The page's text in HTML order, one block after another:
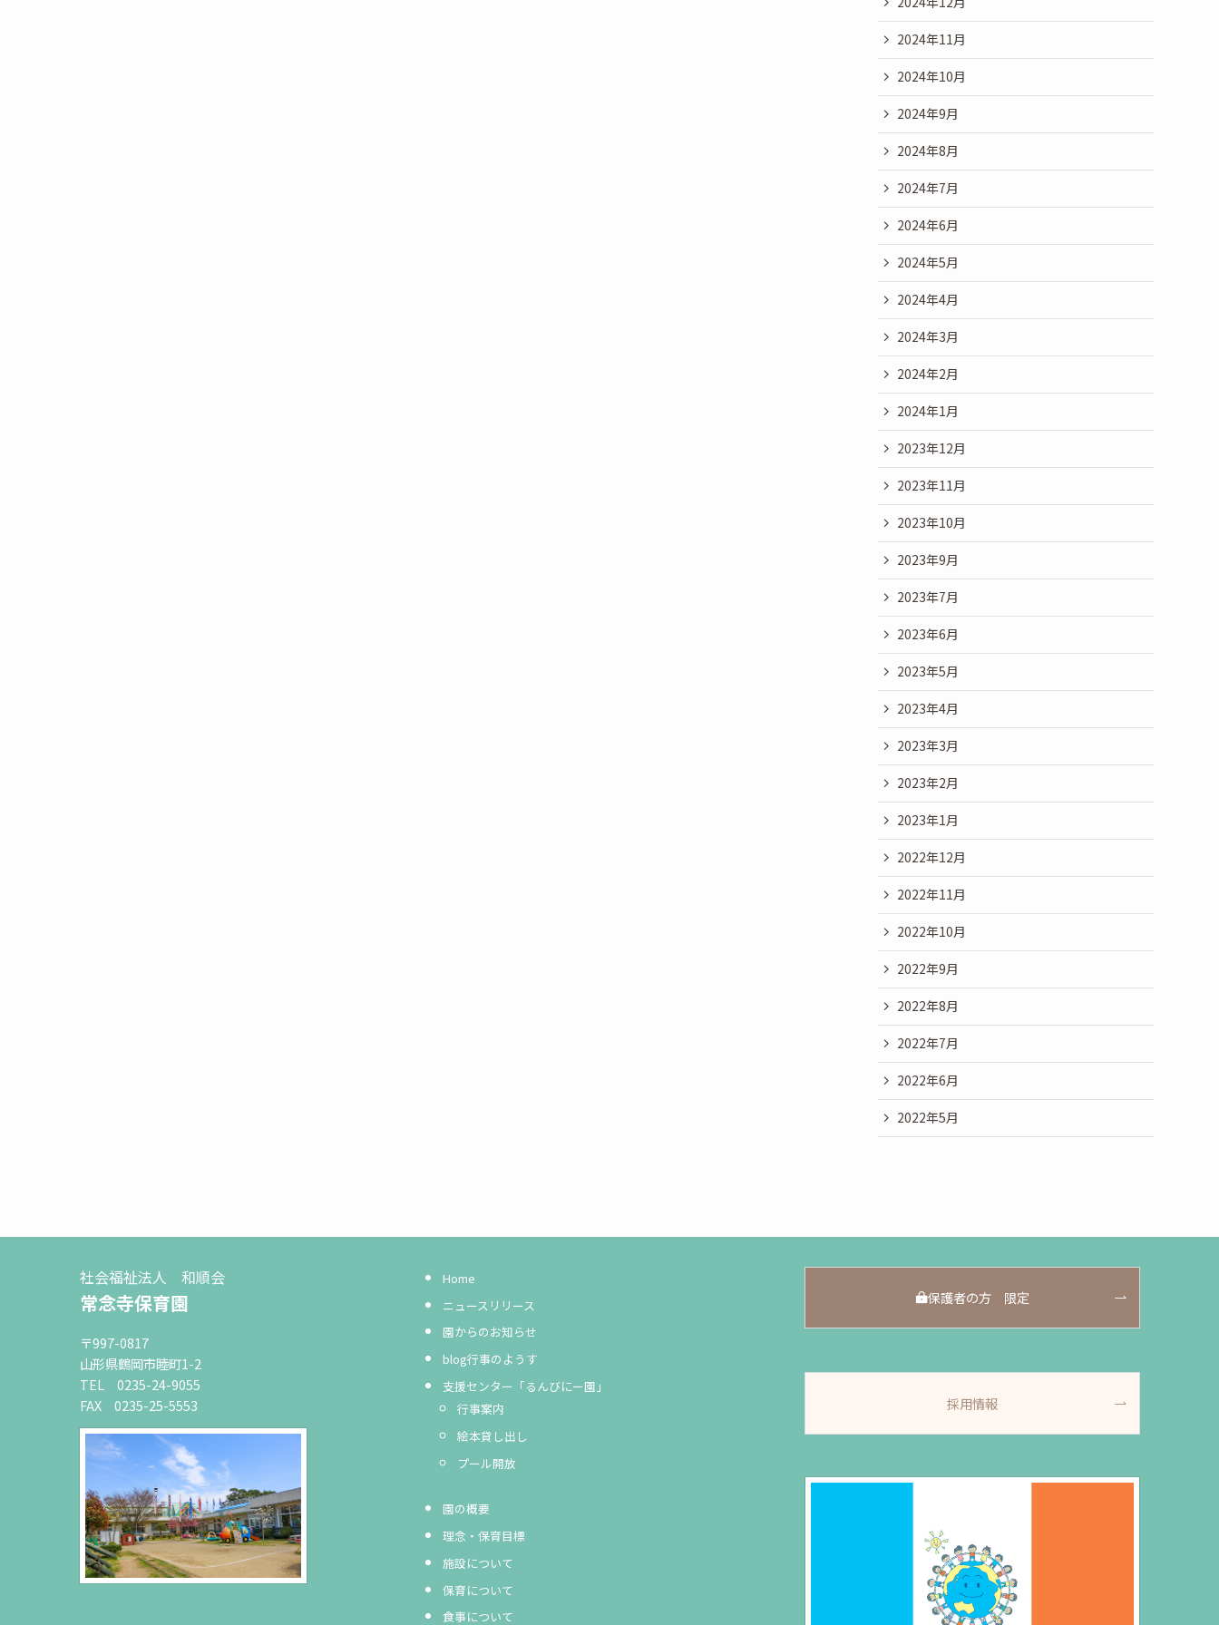
2024年11月
2024年10月
2024年9月
2024年8月
2024年7月
2024年6月
2024年5月
2024年4月
2024年3月
2024年2月
2024年1月
2023年12月
2023年11月
2023年10月
2023年9月
2023年7月
2023年6月
2023年5月
2023年4月
2023年3月
2023年2月
2023年1月
2022年12月
2022年11月
2022年10月
2022年9月
2022年8月
2022年7月
2022年6月
2022年5月
社会福祉法人 和順会
常念寺保育園
〒997-0817
山形県鶴岡市睦町1-2
TEL 0235-24-9055
FAX 0235-25-5553
Home
ニュースリリース
園からのお知らせ
blog行事のようす
支援センター「るんびにー園」
行事案内
絵本貸し出し
プール開放
園の概要
理念・保育目標
施設について
保育について
食事について
保護者の方 限定
採用情報